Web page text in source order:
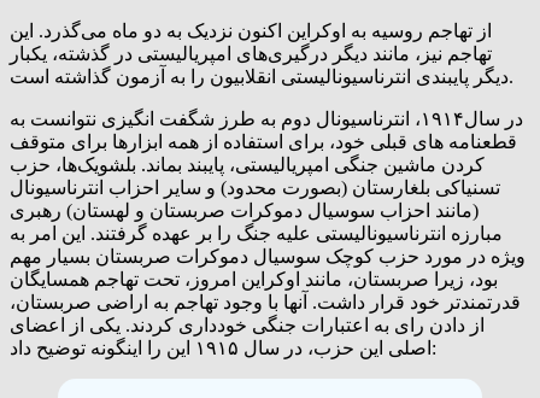
از تهاجم روسیه به اوکراین اکنون نزدیک به دو ماه می‌گذرد. این
تهاجم نیز، مانند دیگر درگیری‌های امپریالیستی در گذشته، یکبار
دیگر پایبندی انترناسیونالیستی انقلابیون را به آزمون گذاشته است.
در سال۱۹۱۴، انترناسیونال دوم به طرز شگفت انگیزی نتوانست به
قطعنامه های قبلی خود، برای استفاده از همه ابزارها برای متوقف
کردن ماشین جنگی امپریالیستی، پایبند بماند. بلشویک‌ها، حزب
تسنیاکی بلغارستان (بصورت محدود) و سایر احزاب انترناسیونال
(مانند احزاب سوسیال دموکرات صربستان و لهستان) رهبری
مبارزه انترناسیونالیستی علیه جنگ را بر عهده گرفتند. این امر به
ویژه در مورد حزب کوچک سوسیال دموکرات صربستان بسیار مهم
بود، زیرا صربستان، مانند اوکراین امروز، تحت تهاجم همسایگان
قدرتمندتر خود قرار داشت. آنها با وجود تهاجم به اراضی صربستان،
از دادن رای به اعتبارات جنگی خودداری کردند. یکی از اعضای
اصلی این حزب، در سال ۱۹۱۵ این را اینگونه توضیح داد: